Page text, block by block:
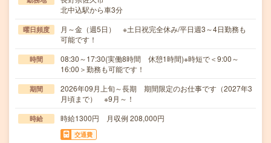
北中込駅から車3分
曜日頻度
月～金（週5日） ※土日祝完全休み/平日週3～4日勤務も
可能です！
時間
08:30～17:30(実働8時間 休憩1時間)※時短で＜9:00～
16:00＞勤務も可能です！
期間
2026年09月上旬～長期 期間限定のお仕事です（2027年3
月頃まで） ※9月～！
時給 時給1300円 月収例 208,000円
交通費